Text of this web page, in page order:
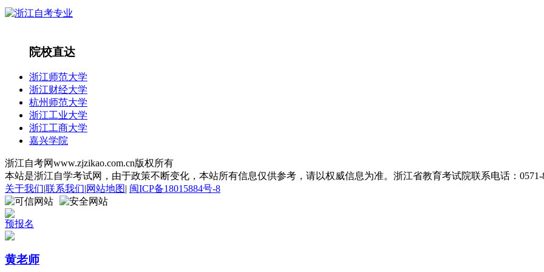
院校直达
浙江师范大学
浙江财经大学
杭州师范大学
浙江工业大学
浙江工商大学
嘉兴学院
浙江自考网www.zjzikao.com.cn版权所有
本站是浙江自学考试网，由于政策不断变化，本站所有信息仅供参考，请以权威信息为准。浙江省教育考试院联系电话：0571-
关于我们|联系我们|网站地图| 闽ICP备18015884号-8
预报名
黄老师